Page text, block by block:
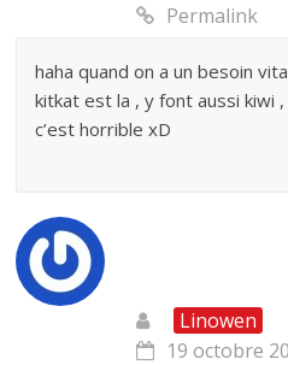
Permalink
haha quand on a un besoin
kitkat est la , y font aussi kiwi
c’est horrible xD
Linowen
19 octobre